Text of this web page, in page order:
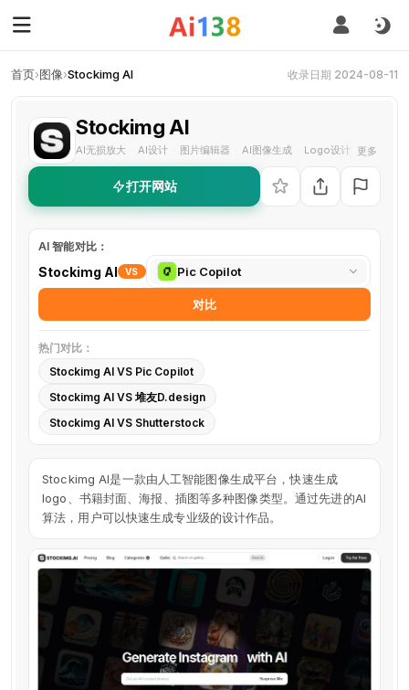
首页›图像›Stockimg AI 收录日期 2024-08-11
Stockimg AI
AI无损放大 AI设计 图片编辑器 AI图像生成 Logo设计 书籍封面
更多
打开网站
AI 智能对比：
Stockimg AI VS
选
择
具
Pic Copilot
对比
热门对比：
Stockimg AI VS Pic Copilot
Stockimg AI VS 堆友D.design
Stockimg AI VS Shutterstock
Stockimg AI是一款由人工智能图像生成平台，快速生成
logo、书籍封面、海报、插图等多种图像类型。通过先进的AI
算法，用户可以快速生成专业级的设计作品。